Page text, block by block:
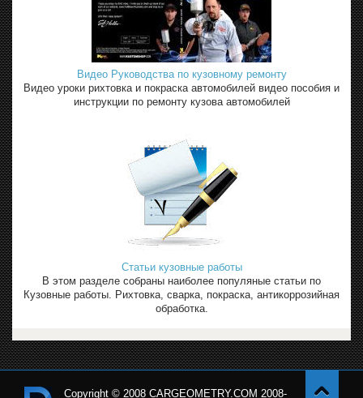
Видео Руководства по кузовному ремонту
Видео уроки рихтовка и покраска автомобилей видео пособия и
инструкции по ремонту кузова автомобилей
Статьи кузовные работы
В этом разделе собраны наиболее популяные статьи по
Кузовные работы. Рихтовка, сварка, покраска, антикоррозийная
обработка.
Copyright © 2008 CARGEOMETRY.COM 2008-